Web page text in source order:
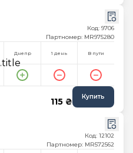
Код: 9706
Партномер: MR975280
Днепр 1 день В пути
115 ₴ Купить
Код: 12102
Партномер: MR572562